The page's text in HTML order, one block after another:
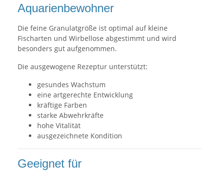
Aquarienbewohner
Die feine Granulatgröße ist optimal auf kleine
Fischarten und Wirbellose abgestimmt und wird
besonders gut aufgenommen.
Die ausgewogene Rezeptur unterstützt:
gesundes Wachstum
eine artgerechte Entwicklung
kräftige Farben
starke Abwehrkräfte
hohe Vitalität
ausgezeichnete Kondition
Geeignet für